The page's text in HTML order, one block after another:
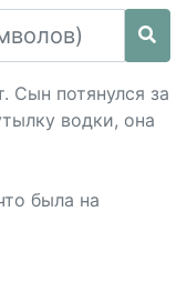
Сын потянулся за
водки, она
была на